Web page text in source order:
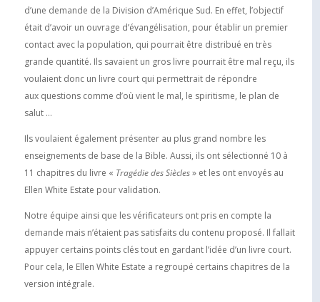
d’une demande de la Division d’Amérique Sud. En effet, l’objectif
était d’avoir un ouvrage d’évangélisation, pour établir un premier
contact avec la population, qui pourrait être distribué en très
grande quantité. Ils savaient un gros livre pourrait être mal reçu, ils
voulaient donc un livre court qui permettrait de répondre
aux questions comme d’où vient le mal, le spiritisme, le plan de
salut …
Ils voulaient également présenter au plus grand nombre les
enseignements de base de la Bible. Aussi, ils ont sélectionné 10 à
11 chapitres du livre « Tragédie des Siècles» et les ont envoyés au
Ellen White Estate pour validation.
Notre équipe ainsi que les vérificateurs ont pris en compte la
demande mais n’étaient pas satisfaits du contenu proposé. Il fallait
appuyer certains points clés tout en gardant l’idée d’un livre court.
Pour cela, le Ellen White Estate a regroupé certains chapitres de la
version intégrale.